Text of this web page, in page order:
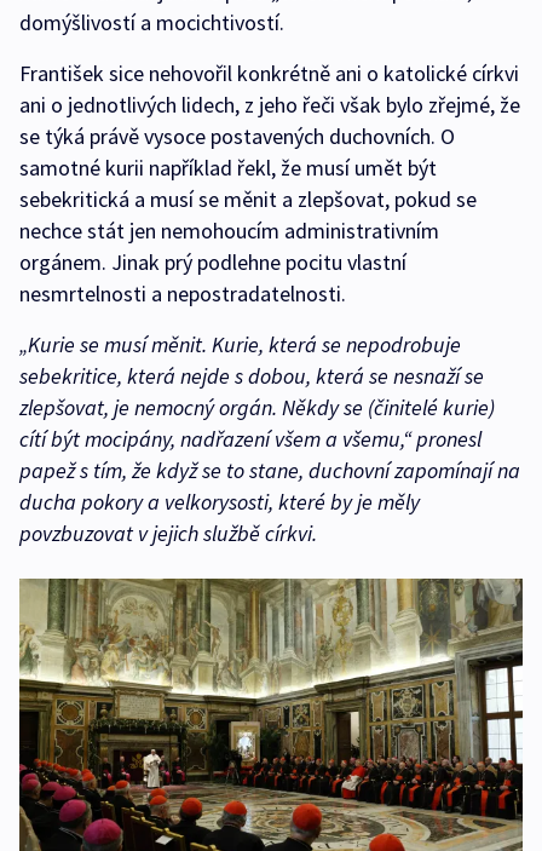
domýšlivostí a mocichtivostí.
František sice nehovořil konkrétně ani o katolické církvi
ani o jednotlivých lidech, z jeho řeči však bylo zřejmé, že
se týká právě vysoce postavených duchovních. O
samotné kurii například řekl, že musí umět být
sebekritická a musí se měnit a zlepšovat, pokud se
nechce stát jen nemohoucím administrativním
orgánem. Jinak prý podlehne pocitu vlastní
nesmrtelnosti a nepostradatelnosti.
„Kurie se musí měnit. Kurie, která se nepodrobuje
sebekritice, která nejde s dobou, která se nesnaží se
zlepšovat, je nemocný orgán. Někdy se (činitelé kurie)
cítí být mocipány, nadřazení všem a všemu,“pronesl
papež s tím, že když se to stane, duchovní zapomínají na
ducha pokory a velkorysosti, které by je měly
povzbuzovat v jejich službě církvi.